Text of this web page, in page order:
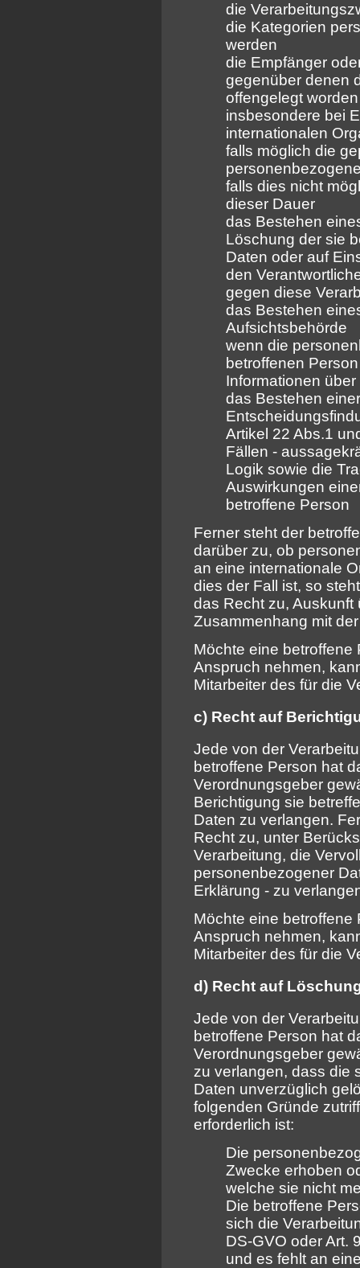
die
die Kategorien
werden
die Empfänger
gegenüber denen
offengelegt
insbesondere bei
internationalen
falls möglich die
falls dies nicht
dieser Dauer
das Bestehen
Löschung der sie
Daten oder auf
den
gegen diese
das Bestehen
Aufsichtsbehörde
wenn die
betroffenen
Informationen
das Bestehen
Artikel 22 Abs.1
Fällen -
Logik sowie die
Auswirkungen
betroffene Person
Ferner steht der
darüber zu, ob
an eine internationale
dies der Fall ist, so
das Recht zu, Auskunft
Zusammenhang mit
Möchte eine betroffene
Anspruch nehmen,
Mitarbeiter des für die
c) Recht auf
Jede von der
betroffene Person hat
Verordnungsgeber
Berichtigung sie
Daten zu verlangen.
Recht zu, unter
Verarbeitung, die
personenbezogener
Erklärung - zu
Möchte eine
Anspruch nehmen,
Mitarbeiter des für die
d) Recht auf
Jede von der
betroffene Person hat
Verordnungsgeber
zu verlangen, dass die
Daten unverzüglich
folgenden Gründe
erforderlich ist:
Die
Zwecke erhoben
welche sie nicht
Die betroffene
sich die
DS-GVO oder Art.
und es fehlt an